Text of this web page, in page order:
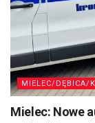
MIELEC/DĘBICA/
Mielec: Nowe